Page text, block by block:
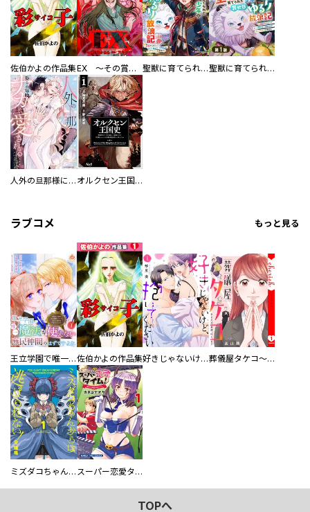
佐伯かよの作品集 EX ～その賞金稼ぎは、世界の出口を探す～【単行本版】 聖獣に育てられた少年の異世界ゆるり放浪記～神様からもらったチート魔法で、仲間たちとスローライフを満喫中～ 聖獣に育てられた少年の異世界ゆるり放浪記～神様からもらったチート魔法で、仲間たちとスローライフを満喫中～【分冊版】
人外の旦那様に娶られ毎晩ナカまで愛される…。アンソロジー オルクセン王国史
ラブコメ もっと見る
王立学園で唯一魔法が使えない庶民仲間のはずですよね～実は王子様で私を溺愛しているなんて告白はやめてください～佐伯かよの作品集 好きじゃないけど、抱いてください【電子単行本版／特典おまけ付き】 葬儀屋タケコ～あなたの最期、叶えます【電子単行本版】
ミズダコちゃんからは逃げられない！ スーパー恋愛タイム！～現場でドＳな彼女は自宅でデレる～
TOPへ